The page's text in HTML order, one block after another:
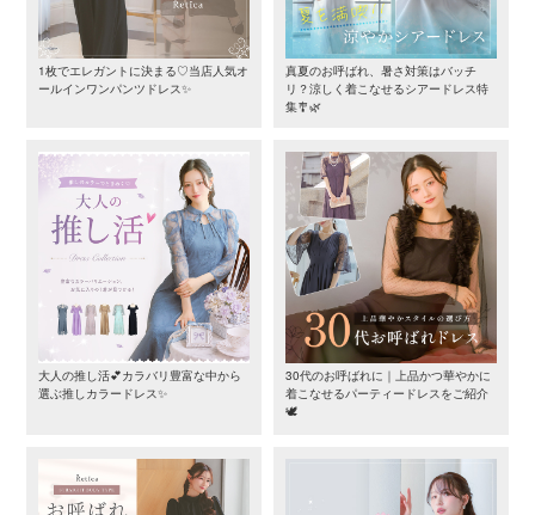
1枚でエレガントに決まる♡当店人気オ
ールインワンパンツドレス✨
真夏のお呼ばれ、暑さ対策はバッチ
リ？涼しく着こなせるシアードレス特
集🎐🌿
大人の推し活💕カラバリ豊富な中から
選ぶ推しカラードレス✨
30代のお呼ばれに｜上品かつ華やかに
着こなせるパーティードレスをご紹介
🕊️